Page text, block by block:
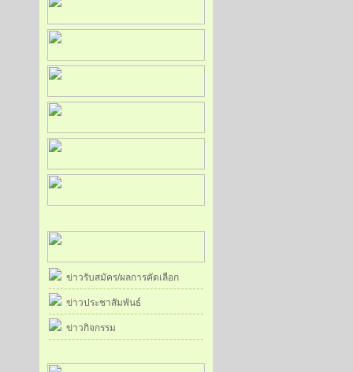
ข่าวรับสมัคร/ผลการคัดเลือก
ข่าวประชาสัมพันธ์
ข่าวกิจกรรม